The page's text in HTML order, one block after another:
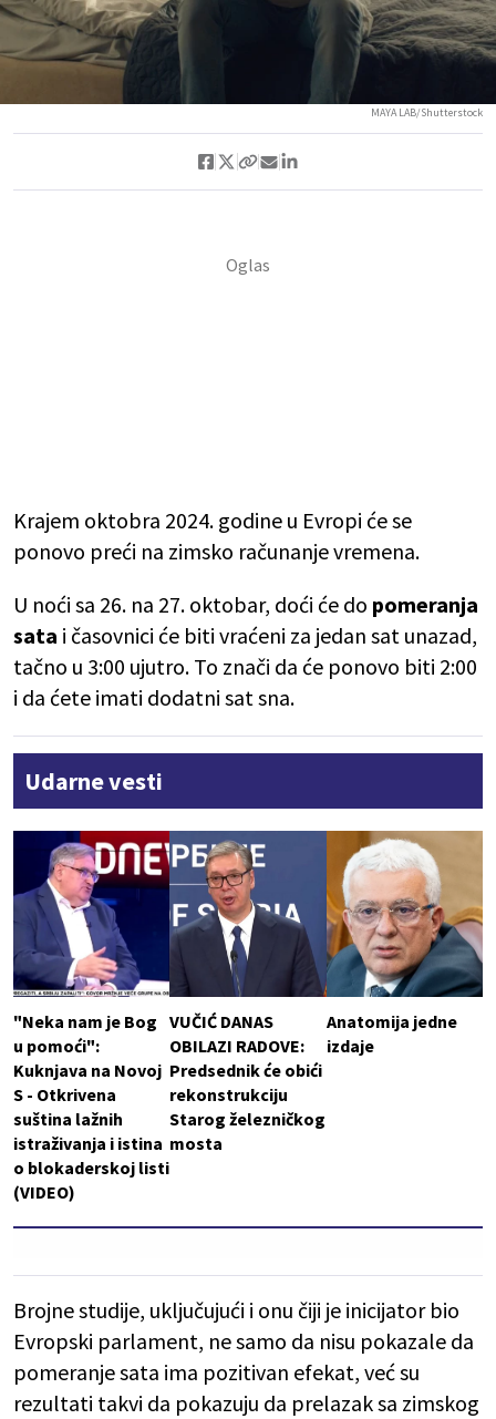
MAYA LAB/Shutterstock
Krajem oktobra 2024. godine u Evropi će se
ponovo preći na zimsko računanje vremena.
U noći sa 26. na 27. oktobar, doći će do pomeranja
sata i časovnici će biti vraćeni za jedan sat unazad,
tačno u 3:00 ujutro. To znači da će ponovo biti 2:00
i da ćete imati dodatni sat sna.
Udarne vesti
"Neka nam je Bog
u pomoći":
Kuknjava na Novoj
S - Otkrivena
suština lažnih
istraživanja i istina
o blokaderskoj listi
(VIDEO)
VUČIĆ DANAS
OBILAZI RADOVE:
Predsednik će obići
rekonstrukciju
Starog železničkog
mosta
Anatomija jedne
izdaje
Brojne studije, uključujući i onu čiji je inicijator bio
Evropski parlament, ne samo da nisu pokazale da
pomeranje sata ima pozitivan efekat, već su
rezultati takvi da pokazuju da prelazak sa zimskog